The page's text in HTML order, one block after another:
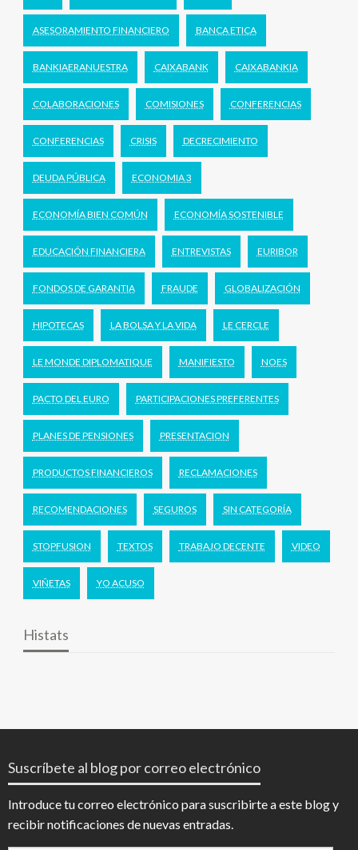
ASESORAMIENTO FINANCIERO BANCA ETICA
BANKIAERANUESTRA CAIXABANK CAIXABANKIA
COLABORACIONES COMISIONES CONFERENCIAS
CONFERENCIAS CRISIS DECRECIMIENTO
DEUDA PÚBLICA ECONOMIA 3
ECONOMÍA BIEN COMÚN ECONOMÍA SOSTENIBLE
EDUCACIÓN FINANCIERA ENTREVISTAS EURIBOR
FONDOS DE GARANTIA FRAUDE GLOBALIZACIÓN
HIPOTECAS LA BOLSA Y LA VIDA LE CERCLE
LE MONDE DIPLOMATIQUE MANIFIESTO NOES
PACTO DEL EURO PARTICIPACIONES PREFERENTES
PLANES DE PENSIONES PRESENTACION
PRODUCTOS FINANCIEROS RECLAMACIONES
RECOMENDACIONES SEGUROS SIN CATEGORÍA
STOPFUSION TEXTOS TRABAJO DECENTE VIDEO
VIÑETAS YO ACUSO
Histats
Suscríbete al blog por correo electrónico
Introduce tu correo electrónico para suscribirte a este blog y
recibir notificaciones de nuevas entradas.